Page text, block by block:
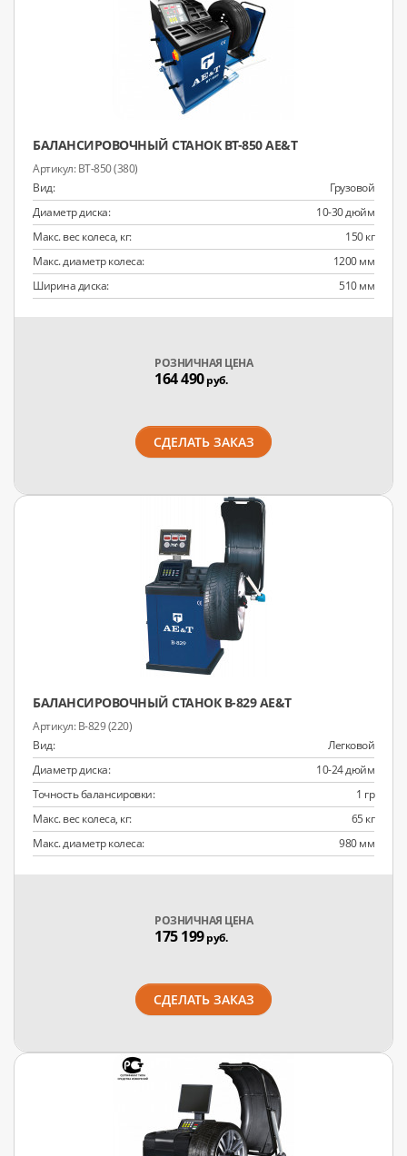
БАЛАНСИРОВОЧНЫЙ СТАНОК BT-850 AE&T
BT-850 (380)
Вид:
Грузовой
Диаметр диска:
10-30 дюйм
Макс. вес колеса, кг:
150 кг
Макс. диаметр колеса:
1200 мм
Ширина диска:
510 мм
РОЗНИЧНАЯ ЦЕНА
164 490руб.
СДЕЛАТЬ ЗАКАЗ
БАЛАНСИРОВОЧНЫЙ СТАНОК B-829 AE&T
B-829 (220)
Вид:
Легковой
Диаметр диска:
10-24 дюйм
Точность балансировки:
1 гр
Макс. вес колеса, кг:
65 кг
Макс. диаметр колеса:
980 мм
РОЗНИЧНАЯ ЦЕНА
175 199руб.
СДЕЛАТЬ ЗАКАЗ